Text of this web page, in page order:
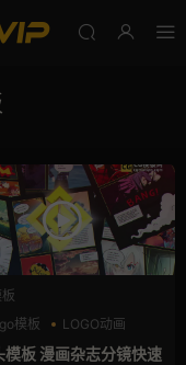
模板
LOGO动画
模板 漫画杂志分镜快速